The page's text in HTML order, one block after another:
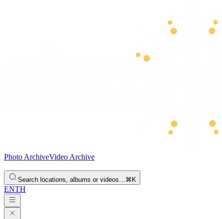
Photo ArchiveVideo Archive
Search locations, albums or videos…⌘K
ENTH